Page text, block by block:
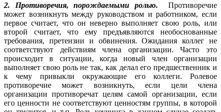
2. Противоречия, порождаемыми ролью. Противоречие
может возникнуть между руководством и работником, если
первое считает, что он неверно выполняет свою роль, или
второй считает, что ему предъявляются необоснованные
требования, претензии и обвинения. Ожидания коллег не
соответствуют действиям члена организации. Часто это
происходит в ситуации, когда новый член организации
выполняет свою роль не так, как делал его предшественник и
к чему привыкли окружающие его коллеги. Ролевое
противоречие может возникнуть, если цели члена
организации противоречат целям самой организации, если
его ценности не соответствуют ценностям группы, в которой